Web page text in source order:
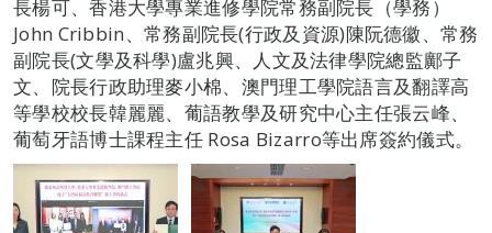
長楊可、香港大學專業進修學院常務副院長（學務）
John Cribbin、常務副院長(行政及資源)陳阮德徽、常務
副院長(文學及科學)盧兆興、人文及法律學院總監鄺子
文、院長行政助理麥小棉、澳門理工學院語言及翻譯高
等學校校長韓麗麗、葡語教學及研究中心主任張云峰、
葡萄牙語博士課程主任 Rosa Bizarro等出席簽約儀式。